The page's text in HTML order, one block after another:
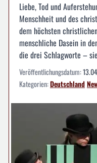
Liebe, Tod und
Menschheit und des
dem höchsten
menschliche Dasein in
die drei Schlagworte –
Veröffentlichungsdatum:
Kategorien:Deutschland